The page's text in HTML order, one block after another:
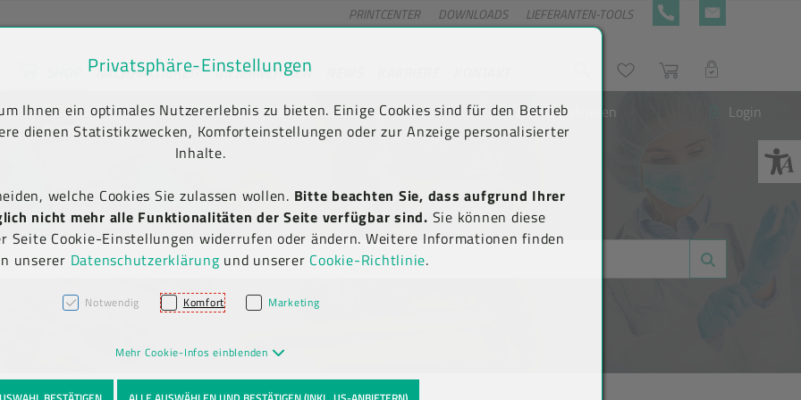
springen [AK + 2]
[AK + 5]
PRINTCENTER DOWNLOADS LIEFERANTEN-TOOLS +43 5576 7177 818
NACHHALTIGKEIT UNTERNEHMEN WunschlisteWarenkorb
LOGIN
Kauf auf Rechnung
(B2B)
Newsletter-Anmeldung Neu registrieren Login
Privatsphäre-Einstellungen
Ihnen ein optimales Nutzererlebnis zu bieten. Einige Cookies sind für den Betrieb
dienen Statistikzwecken, Komforteinstellungen oder zur Anzeige personalisierter
Inhalte.
welche Cookies Sie zulassen wollen. Bitte beachten Sie, dass aufgrund Ihrer
nicht mehr alle Funktionalitäten der Seite verfügbar sind. Sie können diese
Seite Cookie-Einstellungen widerrufen oder ändern. Weitere Informationen finden
unserer Datenschutzerklärung und unserer Cookie-Richtlinie.
Notwendig Komfort Marketing
Mehr Cookie-Infos einblenden